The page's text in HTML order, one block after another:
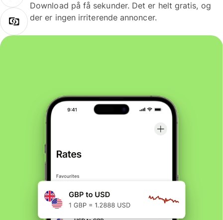
Download på få sekunder. Det er helt gratis, og
der er ingen irriterende annoncer.